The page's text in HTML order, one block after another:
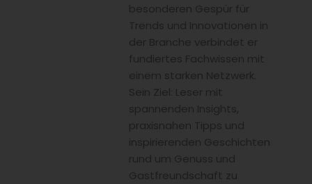
besonderen Gespür für
Trends und Innovationen in
der Branche verbindet er
fundiertes Fachwissen mit
einem starken Netzwerk.
Sein Ziel: Leser mit
spannenden Insights,
praxisnahen Tipps und
inspirierenden Geschichten
rund um Genuss und
Gastfreundschaft zu